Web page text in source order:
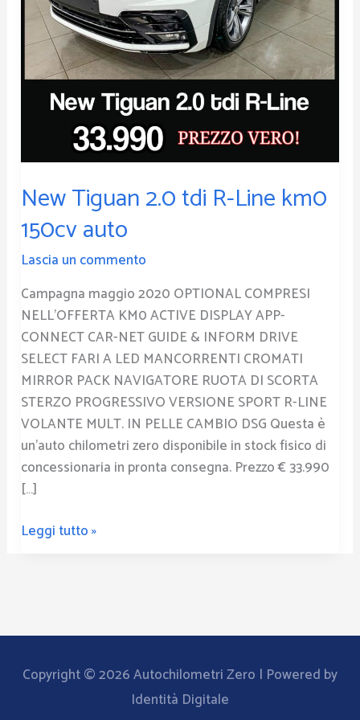
New Tiguan 2.0 tdi R-Line km0
150cv auto
Lascia un commento
Campagna maggio 2020 OPTIONAL COMPRESI
NELL’OFFERTA KM0 ACTIVE DISPLAY APP-
CONNECT CAR-NET GUIDE & INFORM DRIVE
SELECT FARI A LED MANCORRENTI CROMATI
MIRROR PACK NAVIGATORE RUOTA DI SCORTA
STERZO PROGRESSIVO VERSIONE SPORT R-LINE
VOLANTE MULT. IN PELLE CAMBIO DSG Questa è
un’auto chilometri zero disponibile in stock fisico di
concessionaria in pronta consegna. Prezzo € 33.990
[…]
150cv
auto
Leggi tutto »
Copyright © 2026Autochilometri Zero | Powered by
Identità Digitale